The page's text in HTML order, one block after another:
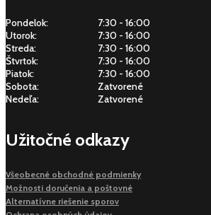
Pondelok:
7:30 - 16:00
Utorok:
7:30 - 16:00
Streda:
7:30 - 16:00
Štvrtok:
7:30 - 16:00
Piatok:
7:30 - 16:00
Sobota:
Zatvorené
Nedeľa:
Zatvorené
Užitočné odkazy
Všeobecné obchodné podmienky
Možnosti doručenia a poštovné
Alternatívne riešenie sporov